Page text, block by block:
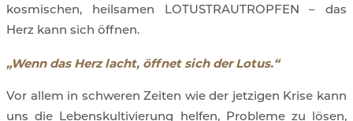
kosmischen, heilsamen LOTUSTRAUTROPFEN – das
Herz kann sich öffnen.
„Wenn das Herz lacht, öffnet sich der Lotus.“
Vor allem in schweren Zeiten wie der jetzigen Krise kann
uns die Lebenskultivierung helfen, Probleme zu lösen,